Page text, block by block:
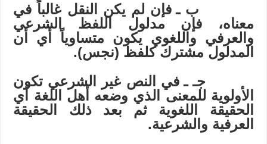
بـفإن لم يكن النقل غالباً في
معناه، فإن مدلول اللفظ الشرعي
والعرفي واللغوي يكون متساوياً أي أن
المدلول مشترك كلفظ (نجس).
جــفي النص غير الشرعي تكون
الأولوية للمعنى الذي وضعه أهل اللغة أي
الحقيقة اللغوية ثم بعد ذلك الحقيقة
العرفية والشرعية.